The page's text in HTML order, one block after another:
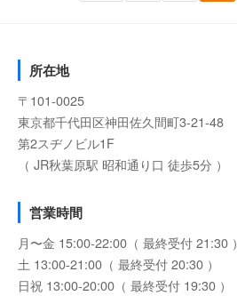
所在地
〒101-0025
東京都千代田区神田佐久間町3-21-48
第2スヂノビル1F
（ JR秋葉原駅 昭和通り口 徒歩5分 ）
営業時間
月〜金 15:00-22:00（ 最終受付 21:30 ）
土 13:00-21:00（ 最終受付 20:30 ）
日祝 13:00-20:00（ 最終受付 19:30 ）